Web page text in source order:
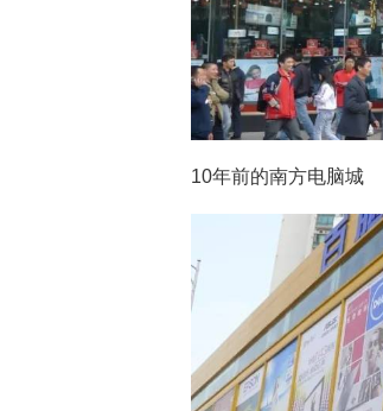
10年前的南方电脑城